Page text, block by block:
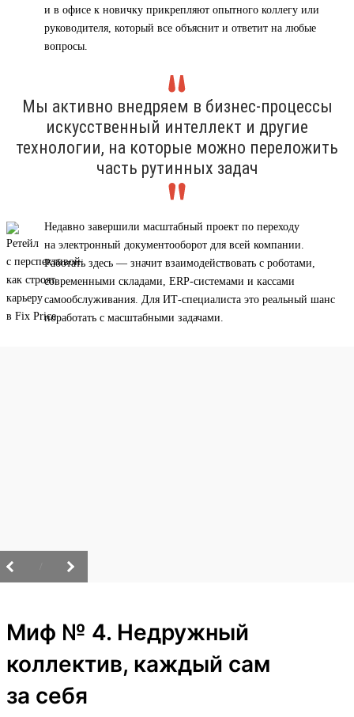
и в офисе к новичку прикрепляют опытного коллегу или
руководителя, который все объяснит и ответит на любые
вопросы.
Мы активно внедряем в бизнес-процессы
искусственный интеллект и другие
технологии, на которые можно переложить
часть рутинных задач
Недавно завершили масштабный проект по переходу
на электронный документооборот для всей компании.
Работать здесь — значит взаимодействовать с роботами,
современными складами, ERP-системами и кассами
самообслуживания. Для ИТ-специалиста это реальный шанс
поработать с масштабными задачами.
Миф № 4. Недружный
коллектив, каждый сам
за себя